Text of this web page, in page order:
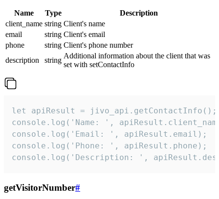
Name Type
Description
client_name string Client's name
email
string Client's email
phone
string Client's phone number
description
string
Additional information about the client that was
set with setContactInfo
let apiResult = jivo_api.getContactInfo();
console.log('Name: ',
console.log('Email: ', apiResult.email);
console.log('Phone: ', apiResult.phone);
console.log('Description: ',
getVisitorNumber#